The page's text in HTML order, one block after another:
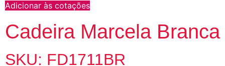
Adicionar às cotações
Cadeira Marcela Branca
SKU: FD1711BR